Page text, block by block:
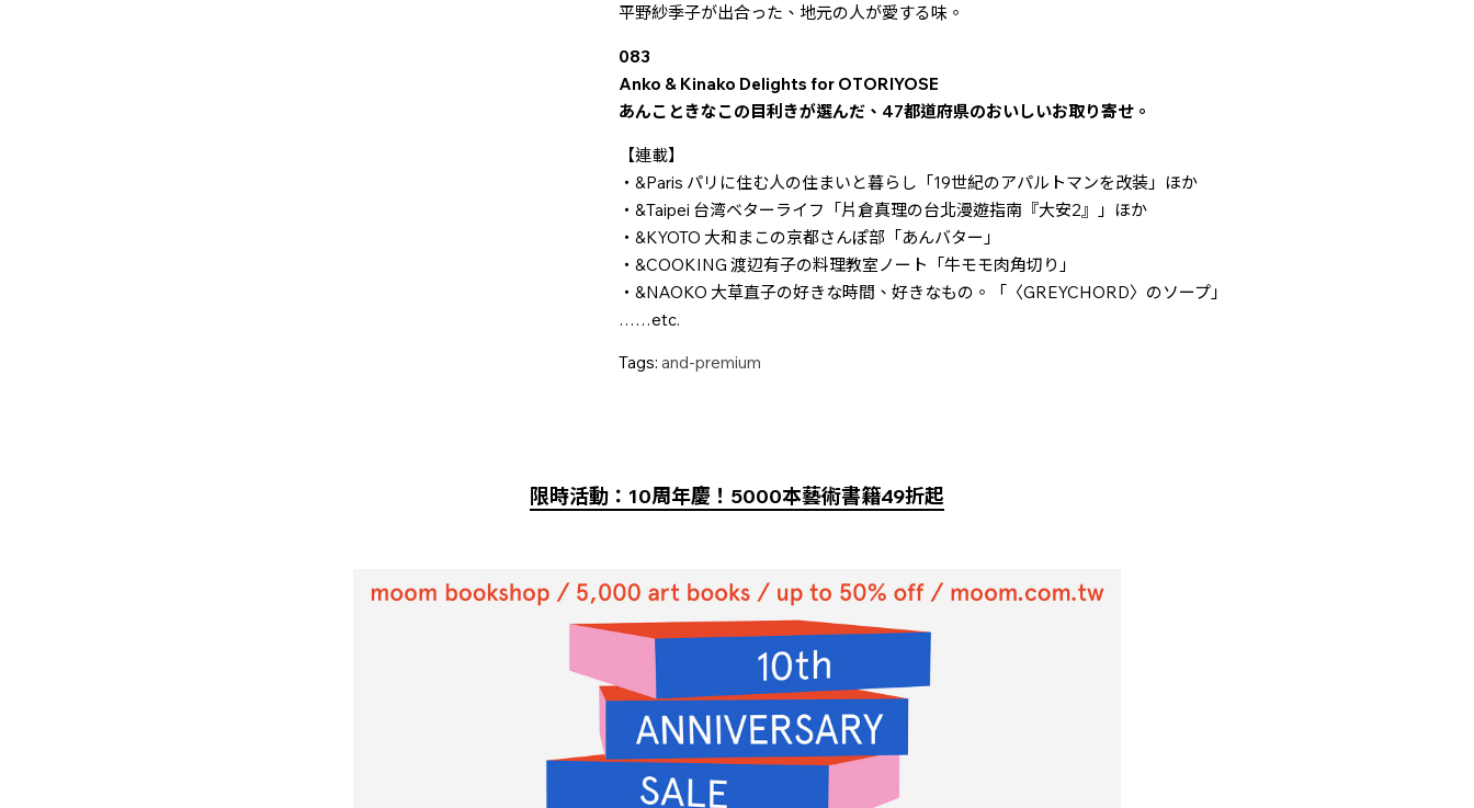
平野紗季子が出合った、地元の人が愛する味。
083
Anko & Kinako Delights for OTORIYOSE
あんこときなこの目利きが選んだ、47都道府県のおいしいお取り寄せ。
【連載】
・&Paris パリに住む人の住まいと暮らし「19世紀のアパルトマンを改装」ほか
・&Taipei 台湾ベターライフ「片倉真理の台北漫遊指南『大安2』」ほか
・&KYOTO 大和まこの京都さんぽ部「あんバター」
・&COOKING 渡辺有子の料理教室ノート「牛モモ肉角切り」
・&NAOKO 大草直子の好きな時間、好きなもの。「〈GREYCHORD〉のソープ」
……etc.
Tags: and-premium
限時活動：10周年慶！5000本藝術書籍49折起